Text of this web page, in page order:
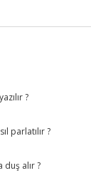
?
parlatılır ?
alır ?